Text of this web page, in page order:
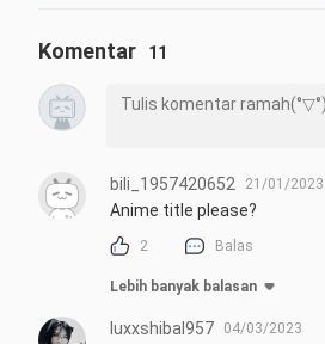
Komentar 11
bili_1957420652 21/01/2023
Anime title please?
2 Balas
Lebih banyak balasan
luxxshibal957 04/03/2023